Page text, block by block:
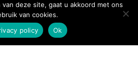
deze site, gaat u akkoord met ons
van cookies.
Ok
policy